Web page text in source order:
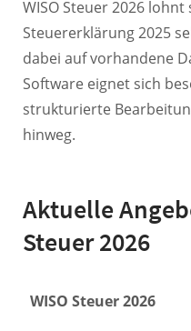
WISO Steuer 2026
Steuererklärung 2025
dabei auf vorhandene
Software eignet sich
strukturierte
hinweg.
Aktuelle
Steuer 2026
WISO Steuer 2026